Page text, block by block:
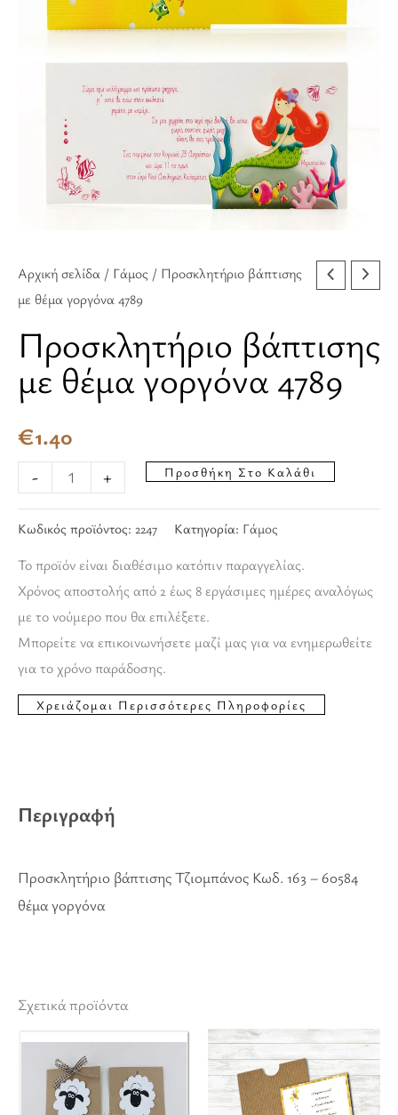
Αρχική σελίδα / Γάμος / Προσκλητήριο βάπτισης
με θέμα γοργόνα 4789
Προσκλητήριο βάπτισης
με θέμα γοργόνα 4789
€1.40
- + Προσθήκη Στο Καλάθι
Κωδικός προϊόντος: 2247 Κατηγορία: Γάμος
Το προϊόν είναι διαθέσιμο κατόπιν παραγγελίας.
Χρόνος αποστολής από 2 έως 8 εργάσιμες ημέρες αναλόγως
με το νούμερο που θα επιλέξετε.
Μπορείτε να επικοινωνήσετε μαζί μας για να ενημερωθείτε
για το χρόνο παράδοσης.
Περιγραφή
Προσκλητήριο βάπτισης Τζιομπάνος Κωδ. 163 – 60584
θέμα γοργόνα
Σχετικά προϊόντα